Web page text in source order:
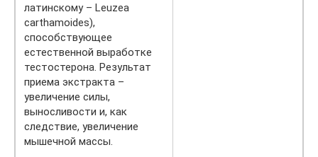
латинскому – Leuzea
carthamoides),
способствующее
естественной выработке
тестостерона. Результат
приема экстракта –
увеличение силы,
выносливости и, как
следствие, увеличение
мышечной массы.